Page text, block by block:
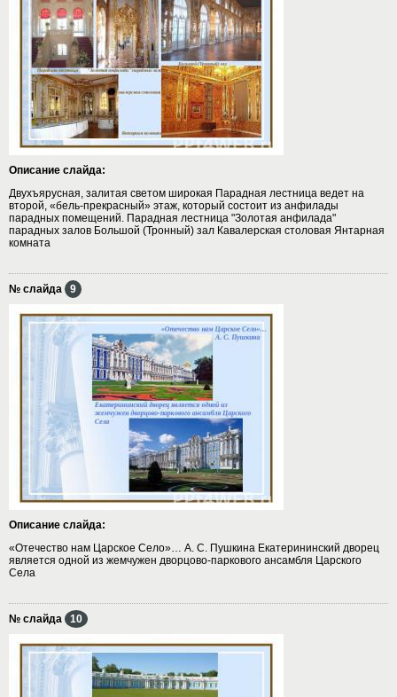
Описание слайда:
Двухъярусная, залитая светом широкая Парадная лестница ведет на
второй, «бель-прекрасный» этаж, который состоит из анфилады
парадных помещений. Парадная лестница "Золотая анфилада"
парадных залов Большой (Тронный) зал Кавалерская столовая Янтарная
комната
№ слайда 9
Описание слайда:
«Отечество нам Царское Село»… А. С. Пушкина Екатерининский дворец
является одной из жемчужен дворцово-паркового ансамбля Царского
Села
№ слайда 10